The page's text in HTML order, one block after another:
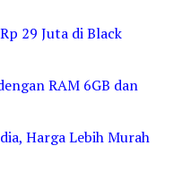
29 Juta di Black
RAM 6GB dan
Harga Lebih Murah